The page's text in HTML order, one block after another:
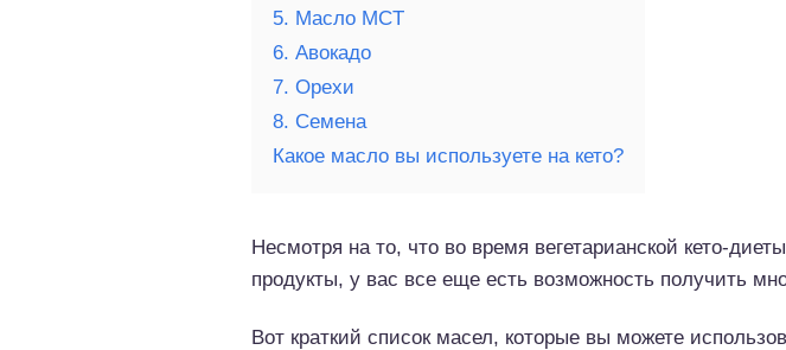
5. Масло MCT
6. Авокадо
7. Орехи
8. Семена
Какое масло вы используете на кето?
Несмотря на то, что во время вегетарианской кето-
продукты, у вас все еще есть возможность получить
Вот краткий список масел, которые вы можете